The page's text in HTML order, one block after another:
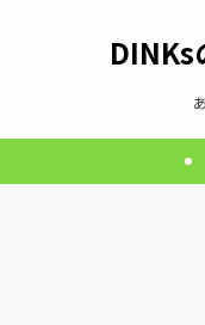
DINKs